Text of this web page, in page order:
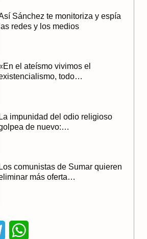
Sánchez te monitoriza y espía
las redes y los medios
el ateísmo vivimos el
todo…
La impunidad del odio religioso
de nuevo:…
Los comunistas de Sumar quieren
más oferta…